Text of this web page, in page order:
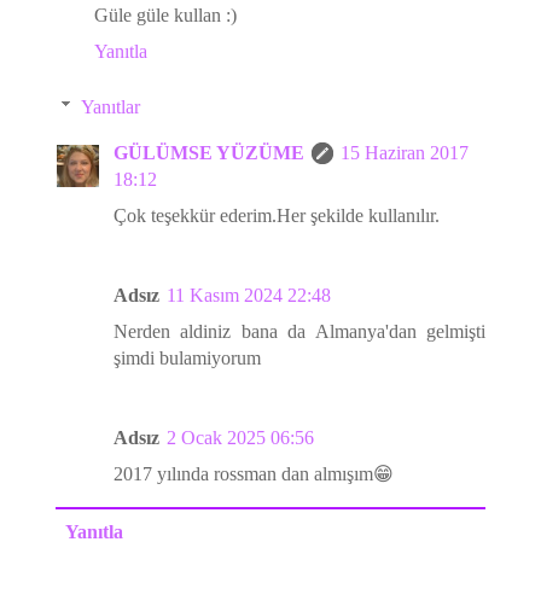
Güle güle kullan :)
Yanıtla
Yanıtlar
GÜLÜMSE YÜZÜME
15 Haziran 2017
18:12
Çok teşekkür ederim.Her şekilde kullanılır.
Adsız 11 Kasım 2024 22:48
Nerden aldiniz bana da Almanya'dan gelmişti
şimdi bulamiyorum
Adsız 2 Ocak 2025 06:56
2017 yılında rossman dan almışım😁
Yanıtla